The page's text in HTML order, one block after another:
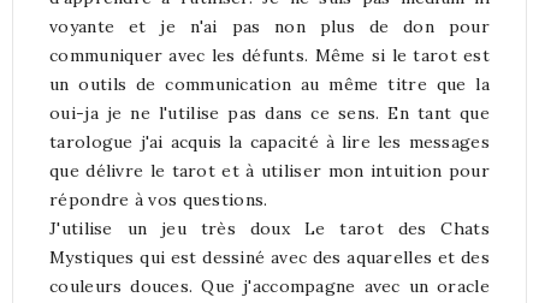
voyante et je n'ai pas non plus de don pour
communiquer avec les défunts. Même si le tarot est
un outils de communication au même titre que la
oui-ja je ne l'utilise pas dans ce sens. En tant que
tarologue j'ai acquis la capacité à lire les messages
que délivre le tarot et à utiliser mon intuition pour
répondre à vos questions.
J'utilise un jeu très doux Le tarot des Chats
Mystiques qui est dessiné avec des aquarelles et des
couleurs douces. Que j'accompagne avec un oracle